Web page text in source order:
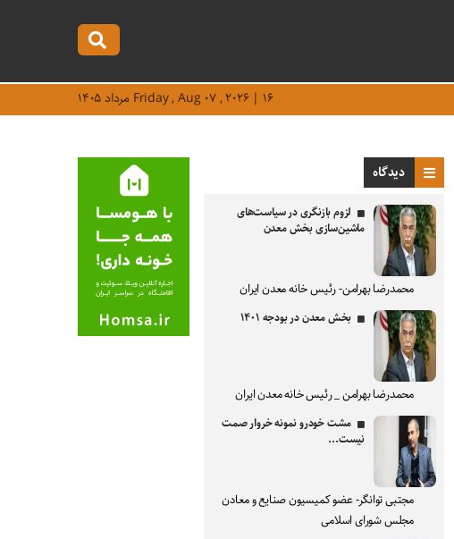
Friday , Aug ۰۷ , ۲۰۲۶ | ۱۶ مرداد ۱۴۰۵
دیدگاه
لزوم بازنگری در سیاست‌های
ماشین‌سازی بخش معدن
محمدرضا بهرامن- رئیس خانه معدن ایران
بخش معدن در بودجه ۱۴۰۱
محمدرضا بهرامن _ رئیس خانه معدن ایران
مشت خودرو نمونه خروار صمت
نیست...
مجتبی توانگر- عضو کمیسیون صنایع و معادن
مجلس شورای اسلامی